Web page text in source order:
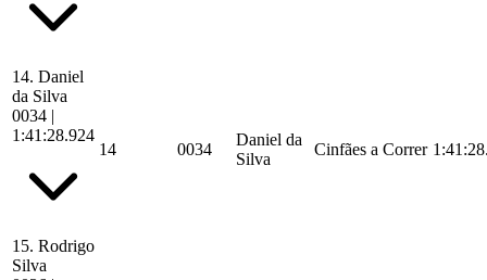
14. Daniel
da Silva
0034 |
1:41:28.924
14 0034
Daniel da
Silva
Cinfães a Correr
15. Rodrigo
Silva